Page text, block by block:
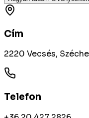
Cím
2220 Vecsés,
Telefon